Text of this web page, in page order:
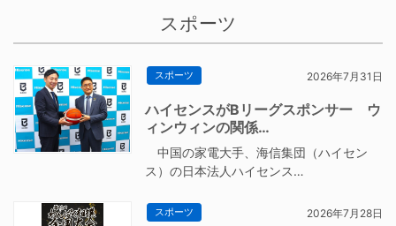
スポーツ
スポーツ 2026年7月31日
ハイセンスがBリーグスポンサー ウ
ィンウィンの関係…
中国の家電大手、海信集団（ハイセン
ス）の日本法人ハイセンス…
スポーツ 2026年7月28日